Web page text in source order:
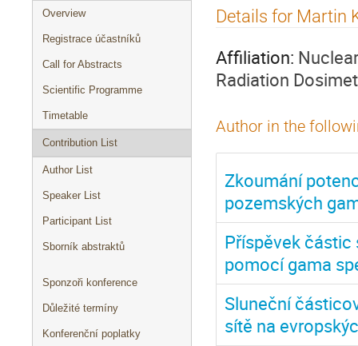
Event
menu
Overview
Registrace účastníků
Call for Abstracts
Scientific Programme
Timetable
Contribution List
Author List
Speaker List
Participant List
Sborník abstraktů
Sponzoři konference
Důležité termíny
Konferenční poplatky
Details for Martin
Affiliation:
Radiation
Author in the
Zkoumání
pozemských
Příspěvek částic
pomocí gama
Sluneční
sítě na